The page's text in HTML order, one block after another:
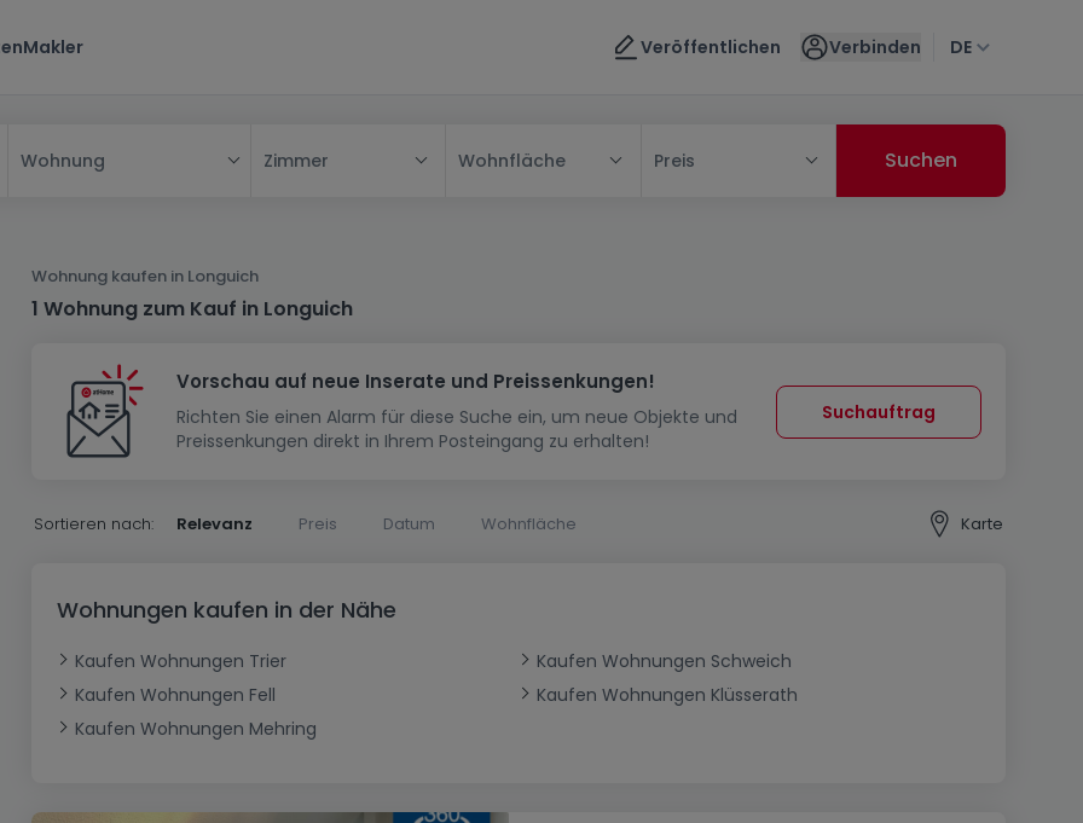
Makler Veröffentlichen Verbinden DE
Wohnung
Haus
Reihenhaus
Doppelhaushälfte
Herrenhaus
Hof
Landhaus
Bungalow
Ferienunterkunft
Wohnung
Schlafzimmer
1-Zimmer-Apartment
Maisonnette
Loft
Erdgeschoss
Wohnanlage
Wohnsiedlung
Haus bauen
Musterhaus
Renditeobjekt
Gewerbliches Grundstück
Garage - Parkplatz
Carport
Büro
Gewerbe
Geschäft
Restaurant
Lagerfläche
Zimmer Wohnfläche Preis
Wohnung kaufen in Longuich
1 Wohnung zum Kauf in Longuich
Vorschau auf neue Inserate und Preissenkungen!
Richten Sie einen Alarm für diese Suche ein, um neue Objekte und
Preissenkungen direkt in Ihrem Posteingang zu erhalten!
Suchauftrag
Sortieren nach: Relevanz Preis Datum Wohnfläche Karte
Wohnungen kaufen in der Nähe
Kaufen Wohnungen Trier
Kaufen Wohnungen Schweich
Kaufen Wohnungen Fell
Kaufen Wohnungen Klüsserath
Kaufen Wohnungen Mehring